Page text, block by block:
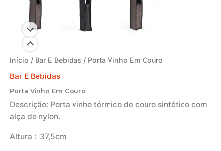
Início / Bar E Bebidas / Porta Vinho Em Couro
Bar E Bebidas
Porta Vinho Em Couro
Descrição: Porta vinho térmico de couro sintético com
alça de nylon.
Altura : 37,5cm